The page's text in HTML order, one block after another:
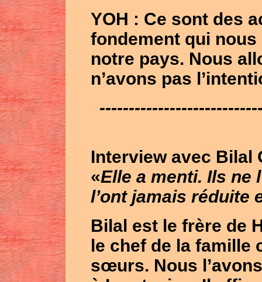
YOH : Ce sont des
fondement qui nous
notre pays. Nous
n’avons pas
Interview avec Bilal
«Elle a menti. Ils ne
l’ont jamais réduite
Bilal est le frère de
le chef de la famille
sœurs. Nous